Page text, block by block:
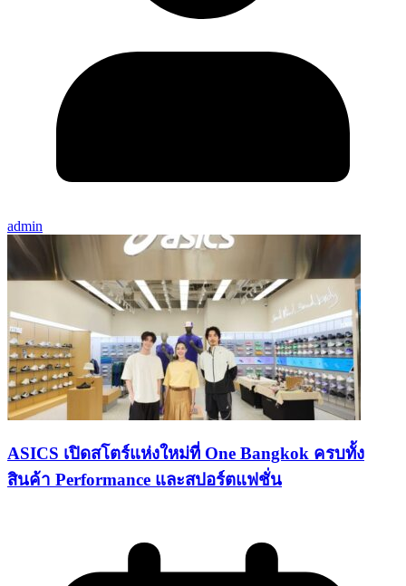
admin
ASICS เปิดสโตร์แห่งใหม่ที่ One Bangkok ครบทั้ง
สินค้า Performance และสปอร์ตแฟชั่น